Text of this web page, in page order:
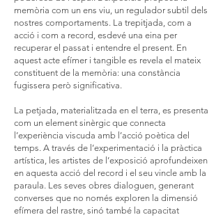
memòria com un ens viu, un regulador subtil dels
nostres comportaments. La trepitjada, com a
acció i com a record, esdevé una eina per
recuperar el passat i entendre el present. En
aquest acte efímer i tangible es revela el mateix
constituent de la memòria: una constància
fugissera però significativa.
La petjada, materialitzada en el terra, es presenta
com un element sinèrgic que connecta
l’experiència viscuda amb l’acció poètica del
temps. A través de l’experimentació i la pràctica
artística, les artistes de l’exposició aprofundeixen
en aquesta acció del record i el seu vincle amb la
paraula. Les seves obres dialoguen, generant
converses que no només exploren la dimensió
efímera del rastre, sinó també la capacitat